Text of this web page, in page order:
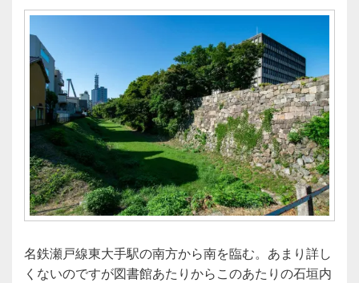
名鉄瀬戸線東大手駅の南方から南を臨む。あまり詳し
くないのですが図書館あたりからこのあたりの石垣内